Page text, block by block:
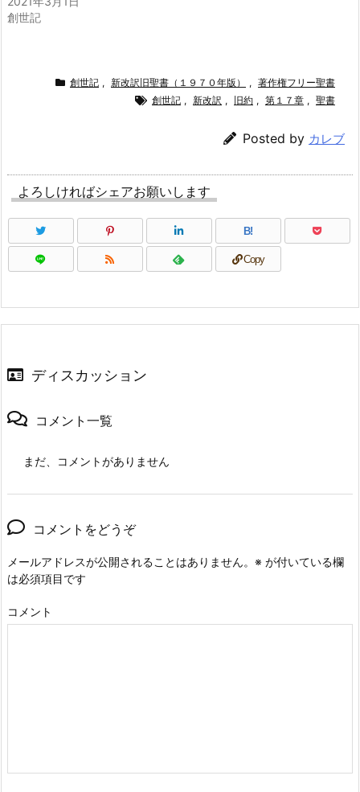
創世記
創世記 , 新改訳旧聖書（１９７０年版） , 著作権フリー聖書
創世記 , 新改訳 , 旧約 , 第１７章 , 聖書
Posted by カレブ
よろしければシェアお願いします
B!
Copy
ディスカッション
コメント一覧
まだ、コメントがありません
コメントをどうぞ
メールアドレスが公開されることはありません。 ※ が付いている欄
は必須項目です
コメント